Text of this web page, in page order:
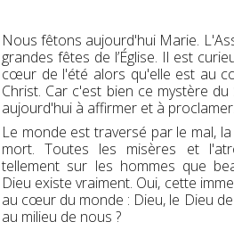
Nous fêtons aujourd'hui Marie.
grandes fêtes de l’Église. Il est
cœur de l'été alors qu'elle est au
Christ. Car c'est bien ce mystère
aujourd'hui à affirmer et à proclamer.
Le monde est traversé par le mal,
mort. Toutes les misères et
tellement sur les hommes que
Dieu existe vraiment. Oui, cette
au cœur du monde : Dieu, le Dieu de
au milieu de nous ?